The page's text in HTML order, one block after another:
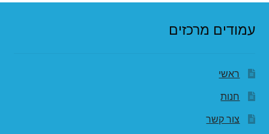
עמודים מרכזים
ראשי
חנות
צור קשר